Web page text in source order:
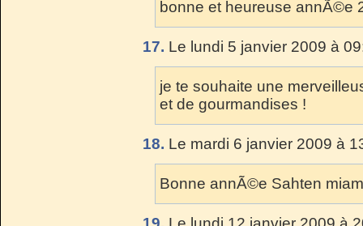
bonne et heureuse annÃ©e
17. Le lundi 5 janvier 2009 à
je te souhaite une
et de gourmandises !
18. Le mardi 6 janvier 2009 à
Bonne annÃ©e Sahten